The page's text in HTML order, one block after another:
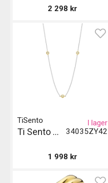
2 298 kr
34035ZY42
TiSento
Ti Sento Milano Halsband
I lager
1 998 kr